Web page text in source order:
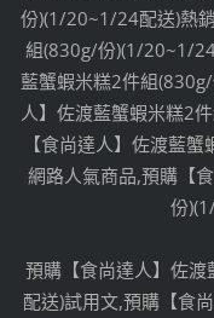
份)(1/20~1/24配送)熱
組(830g/份)(1/20~1/
藍蟹蝦米糕2件組
人】佐渡藍蟹蝦米糕2
【食尚達人】佐渡藍
網路人氣商品,預購【
份
預購【食尚達人】佐
配送)試用文,預購【食